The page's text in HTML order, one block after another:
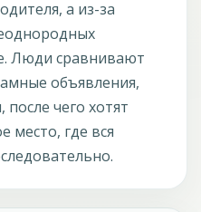
а из-за
Люди сравнивают
объявления,
чего хотят
место, где вся